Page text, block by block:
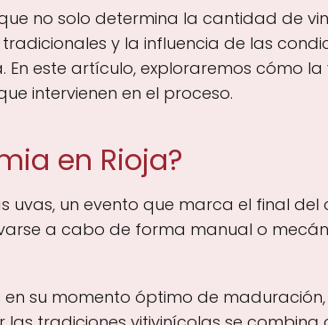
no solo determina la cantidad de
y la influencia de las
En este artículo, exploraremos cómo
intervienen en el proceso.
en Rioja?
uvas, un evento que marca el final del
a cabo de forma manual o
en su momento óptimo de